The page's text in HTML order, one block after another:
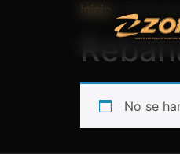
Inicio /
No se